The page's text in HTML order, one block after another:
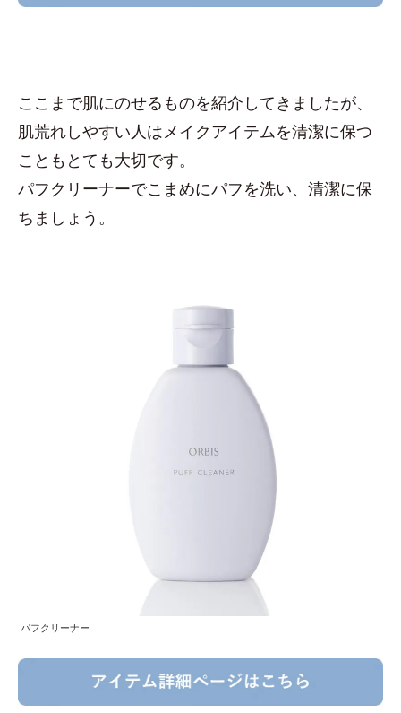
ここまで肌にのせるものを紹介してきましたが、
肌荒れしやすい人はメイクアイテムを清潔に保つ
こともとても大切です。
パフクリーナーでこまめにパフを洗い、清潔に保
ちましょう。
パフクリーナー